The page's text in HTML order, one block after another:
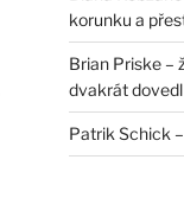
korunku a
Brian Priske –
dvakrát
Patrik Schick